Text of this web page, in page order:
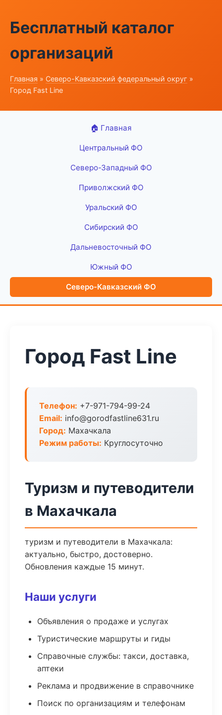
Бесплатный каталог
организаций
Главная » Северо-Кавказский федеральный округ »
Город Fast Line
🏠 Главная
Центральный ФО
Северо-Западный ФО
Приволжский ФО
Уральский ФО
Сибирский ФО
Дальневосточный ФО
Южный ФО
Северо-Кавказский ФО
Город Fast Line
Телефон: +7-971-794-99-24
Email: info@gorodfastline631.ru
Город: Махачкала
Режим работы: Круглосуточно
Туризм и путеводители
в Махачкала
туризм и путеводители в Махачкала:
актуально, быстро, достоверно.
Обновления каждые 15 минут.
Наши услуги
Объявления о продаже и услугах
Туристические маршруты и гиды
Справочные службы: такси, доставка,
аптеки
Реклама и продвижение в справочнике
Поиск по организациям и телефонам